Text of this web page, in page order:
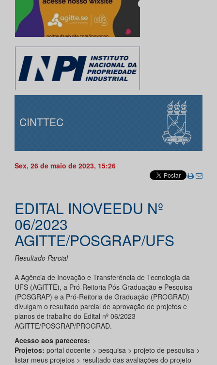
CINTTEC
Sex, 26 de maio de 2023, 15:26
EDITAL INOVEEDU Nº
06/2023
AGITTE/POSGRAP/UFS
Resultado Parcial
A Agência de Inovação e Transferência de Tecnologia da
UFS (AGITTE), a Pró-Reitoria Pós-Graduação e Pesquisa
(POSGRAP) e a Pró-Reitoria de Graduação (PROGRAD)
divulgam o resultado parcial de aprovação de projetos e
planos de trabalho do Edital nº 06/2023
AGITTE/POSGRAP/PROGRAD.
Acesso aos pareceres:
Projetos: portal docente > pesquisa > projeto de pesquisa >
listar meus projetos > resultado das avaliações do projeto